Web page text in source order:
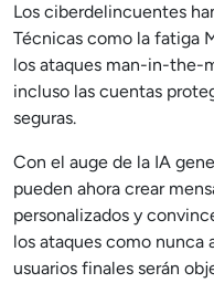
Los ciberdelincuentes
Técnicas como la fatiga
los ataques man-in-the-
incluso las cuentas
seguras.
Con el auge de la IA
pueden ahora crear
personalizados y
los ataques como nunca
usuarios finales serán